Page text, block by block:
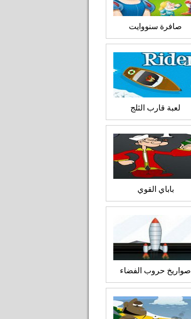
صافرة سنووايت
لعبة قارب الثلج
باباي القوي
صواريخ حروب الفضاء